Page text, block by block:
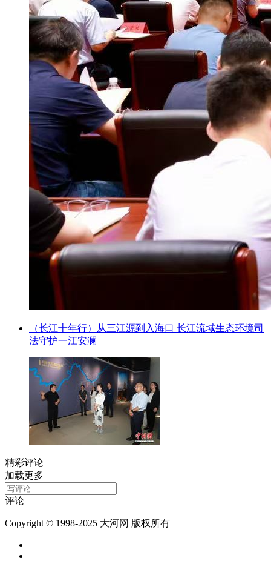
（长江十年行）从三江源到入海口 长江流域生态环境司
法守护一江安澜
精彩评论
加载更多
评论
Copyright © 1998-2025 大河网 版权所有